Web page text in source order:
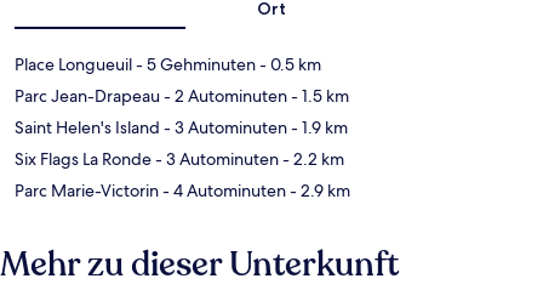
Ort
Place Longueuil- 5 Gehminuten- 0.5 km
Parc Jean-Drapeau- 2 Autominuten- 1.5 km
Saint Helen's Island - 3 Autominuten- 1.9 km
Six Flags La Ronde- 3 Autominuten- 2.2 km
Parc Marie-Victorin- 4 Autominuten- 2.9 km
Mehr zu dieser Unterkunft